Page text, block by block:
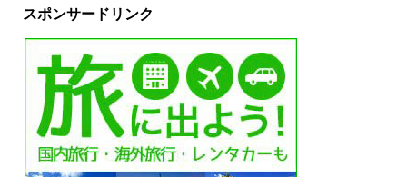
スポンサードリンク